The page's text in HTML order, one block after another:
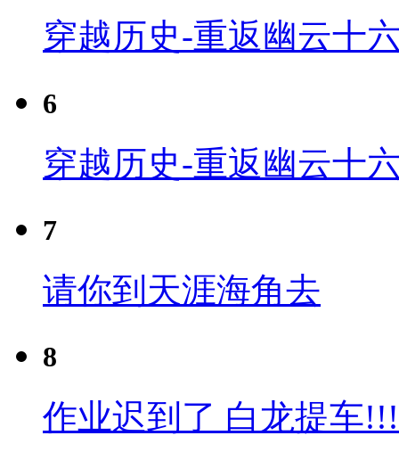
穿越历史-重返幽云十
6
穿越历史-重返幽云十
7
请你到天涯海角去
8
作业迟到了 白龙提车